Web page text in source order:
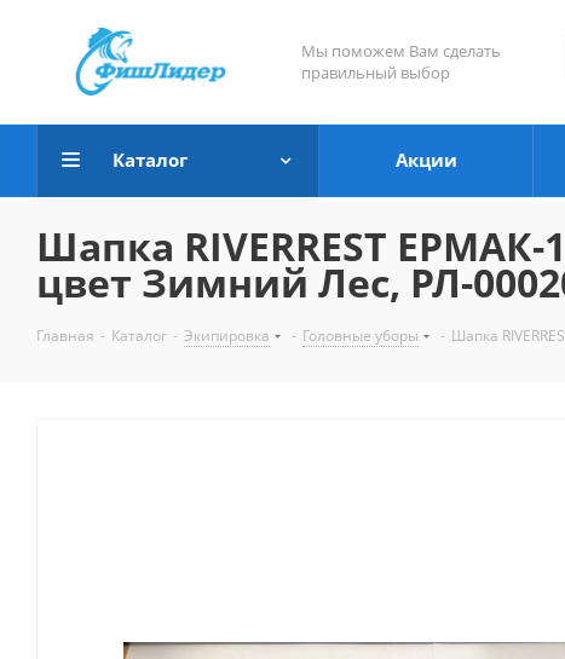
Мы поможем Вам сделать
правильный выбор
Каталог Акции
Шапка RIVERREST
цвет Зимний Лес, РЛ-
Главная - Каталог - Экипировка - Головные уборы - Шапка